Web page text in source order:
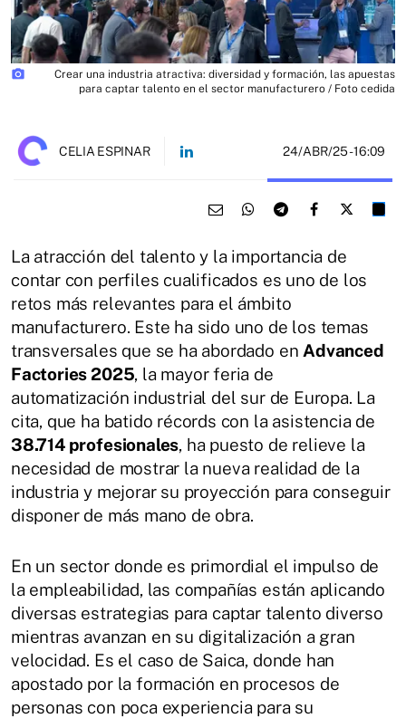
photo_camera
Crear una industria atractiva: diversidad y formación, las apuestas
para captar talento en el sector manufacturero / Foto cedida
CELIA ESPINAR 24/ABR/25- 16:09
La atracción del talento y la importancia de
contar con perfiles cualificados es uno de los
retos más relevantes para el ámbito
manufacturero. Este ha sido uno de los temas
transversales que se ha abordado en Advanced
Factories 2025, la mayor feria de
automatización industrial del sur de Europa. La
cita, que ha batido récords con la asistencia de
38.714 profesionales, ha puesto de relieve la
necesidad de mostrar la nueva realidad de la
industria y mejorar su proyección para conseguir
disponer de más mano de obra.
En un sector donde es primordial el impulso de
la empleabilidad, las compañías están aplicando
diversas estrategias para captar talento diverso
mientras avanzan en su digitalización a gran
velocidad. Es el caso de Saica, donde han
apostado por la formación en procesos de
personas con poca experiencia para su